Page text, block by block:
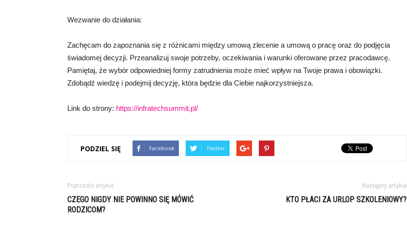
Wezwanie do działania:
Zachęcam do zapoznania się z różnicami między umową zlecenie a umową o pracę oraz do podjęcia
świadomej decyzji. Przeanalizuj swoje potrzeby, oczekiwania i warunki oferowane przez pracodawcę.
Pamiętaj, że wybór odpowiedniej formy zatrudnienia może mieć wpływ na Twoje prawa i obowiązki.
Zdobądź wiedzę i podejmij decyzję, która będzie dla Ciebie najkorzystniejsza.
Link do strony: https://infratechsummit.pl/
PODZIEL SIĘ Facebook Twitter
Poprzedni artykuł
CZEGO NIGDY NIE POWINNO SIĘ MÓWIĆ
RODZICOM?
Następny artykuł
KTO PŁACI ZA URLOP SZKOLENIOWY?